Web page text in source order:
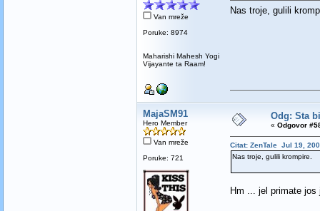
Van mreže
Poruke: 8974
Maharishi Mahesh Yogi
Vijayante ta Raam!
Nas troje, gulili
MajaSM91
Hero Member
Van mreže
Poruke: 721
Odg: Sta
« Odgovor
Citat: ZenTale Jul 19,
Nas troje, gulili krompire.
Hm ... jel primate jos